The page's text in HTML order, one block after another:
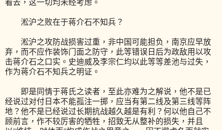
淞沪之败在于蒋介石不知兵？
淞沪之攻防战损害过重，非中国可能担负，南京应早放
弃，而不应作装饰门面之防守，此等错误日后为政敌用以攻
击蒋介石之口实。史迪威及李宗仁均以此等等差池与过失，
作为蒋介石不知兵之明证。
即是同情于蒋氏之读者，至此亦难为之解说，他不是已
经说过对付日本不能孤注一掷，应当有第二线及第三线等阵
地？他不是已经说过长期抗战越久越是有利？何以他自己不
顾前言，作不较厉害的牺牲，招致无从整补的损失，并且